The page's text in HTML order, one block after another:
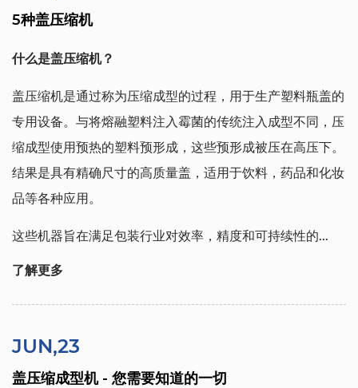
5种盖压缩机
什么是盖压缩机？
盖压缩机是通过称为压缩成型的过程，用于生产塑料瓶盖的
专用设备。与将熔融塑料注入霉菌的传统注入成型不同，压
缩成型使用预热的塑料预形成，这些预形成被压在高压下。
结果是具有精确尺寸的高质量盖，适用于饮料，药品和化妆
品等各种应用。
这些机器旨在满足包装行业对效率，精度和可持续性的...
了解更多
JUN,23
盖压缩成型机 - 您需要知道的一切